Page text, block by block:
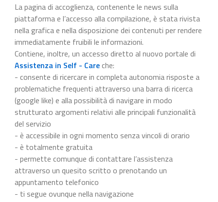
La pagina di accoglienza, contenente le news sulla
piattaforma e l’accesso alla compilazione, è stata rivista
nella grafica e nella disposizione dei contenuti per rendere
immediatamente fruibili le informazioni.
Contiene, inoltre, un accesso diretto al nuovo portale di
Assistenza in Self - Careche:
- consente di ricercare in completa autonomia risposte a
problematiche frequenti attraverso una barra di ricerca
(google like) e alla possibilità di navigare in modo
strutturato argomenti relativi alle principali funzionalità
del servizio
- è accessibile in ogni momento senza vincoli di orario
- è totalmente gratuita
- permette comunque di contattare l’assistenza
attraverso un quesito scritto o prenotando un
appuntamento telefonico
- ti segue ovunque nella navigazione